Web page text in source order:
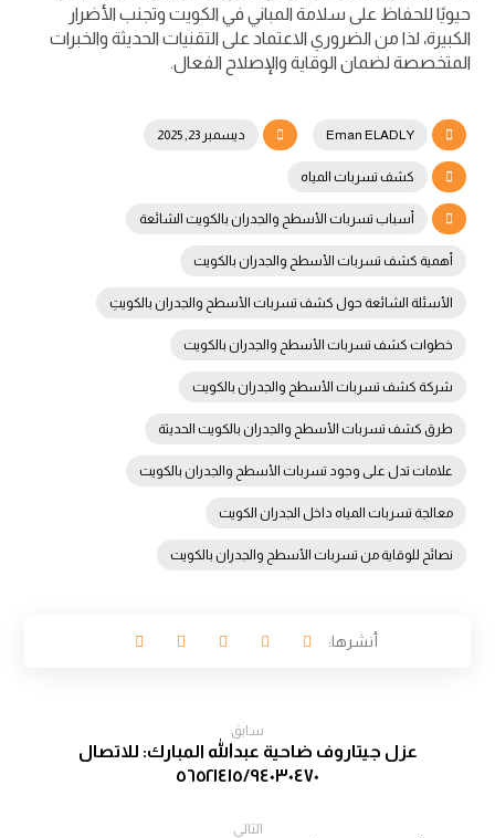
حيويًا للحفاظ على سلامة المباني في الكويت وتجنب الأضرار
الكبيرة، لذا من الضروري الاعتماد على التقنيات الحديثة والخبرات
المتخصصة لضمان الوقاية والإصلاح الفعال.
Eman ELADLY ديسمبر 23, 2025
كشف تسربات المياه
أسباب تسربات الأسطح والجدران بالكويت الشائعة
أهمية كشف تسربات الأسطح والجدران بالكويت
الأسئلة الشائعة حول كشف تسربات الأسطح والجدران بالكويتِ
خطوات كشف تسربات الأسطح والجدران بالكويت
شركة كشف تسربات الأسطح والجدران بالكويت
طرق كشف تسربات الأسطح والجدران بالكويت الحديثة
علامات تدل على وجود تسربات الأسطح والجدران بالكويت
معالجة تسربات المياه داخل الجدران الكويت
نصائح للوقاية من تسربات الأسطح والجدران بالكويت
سابق
عزل جيتاروف ضاحية عبدالله المبارك: للاتصال
٥٦٥٢١٤١٥/٩٤٠٣٠٤٧٠
التالي